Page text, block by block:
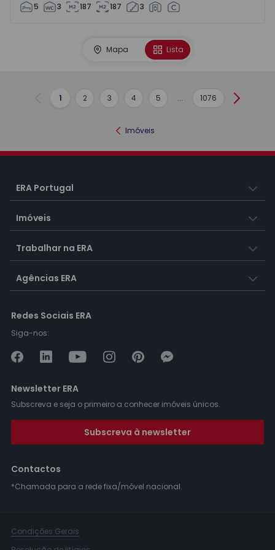
5 3 187 187 3
Mapa Lista
Anterior
1 2 3 4 5 ... 1076
Imóveis
ERA Portugal
Imóveis
Trabalhar na ERA
Agências ERA
Redes Sociais ERA
Siga-nos:
Newsletter ERA
Subscreva e seja o primeiro a conhecer imóveis únicos.
Subscreva à newsletter
Contactos
*Chamada para a rede fixa/móvel nacional.
Condições Gerais